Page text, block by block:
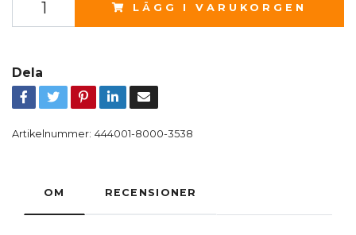
LÄGG I VARUKORGEN
Dela
Artikelnummer: 444001-8000-3538
OM RECENSIONER